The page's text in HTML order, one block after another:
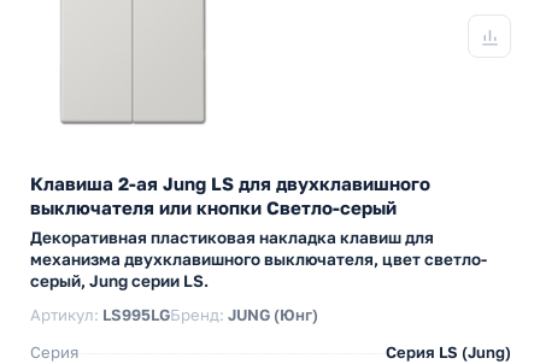
Клавиша 2-ая Jung LS для двухклавишного
выключателя или кнопки Светло-серый
Декоративная пластиковая накладка клавиш для
механизма двухклавишного выключателя, цвет светло-
серый, Jung серии LS.
Артикул: LS995LGБренд: JUNG (Юнг)
Серия
Серия LS (Jung)